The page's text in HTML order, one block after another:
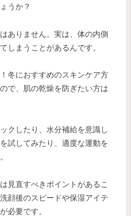
うか？
ありません。実は、体の内側
しまうことがあるんです。
冬におすすめのスキンケア方
で、肌の乾燥を防ぎたい方は
クしたり、水分補給を意識し
試してみたり、適度な運動を
見直すべきポイントがあるこ
顔後のスピードや保湿アイテ
必要です。